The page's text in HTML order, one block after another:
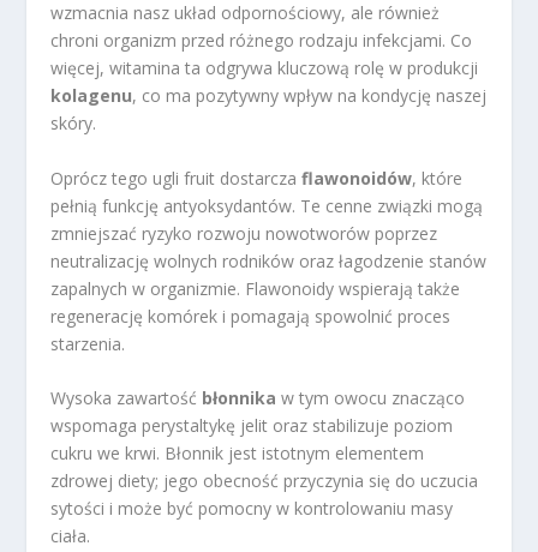
wzmacnia nasz układ odpornościowy, ale również
chroni organizm przed różnego rodzaju infekcjami. Co
więcej, witamina ta odgrywa kluczową rolę w produkcji
kolagenu, co ma pozytywny wpływ na kondycję naszej
skóry.
Oprócz tego ugli fruit dostarczaflawonoidów, które
pełnią funkcję antyoksydantów. Te cenne związki mogą
zmniejszać ryzyko rozwoju nowotworów poprzez
neutralizację wolnych rodników oraz łagodzenie stanów
zapalnych w organizmie. Flawonoidy wspierają także
regenerację komórek i pomagają spowolnić proces
starzenia.
Wysoka zawartość błonnika w tym owocu znacząco
wspomaga perystaltykę jelit oraz stabilizuje poziom
cukru we krwi. Błonnik jest istotnym elementem
zdrowej diety; jego obecność przyczynia się do uczucia
sytości i może być pomocny w kontrolowaniu masy
ciała.